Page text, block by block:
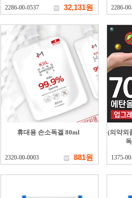
2286-00-0537 32,131원 2286-
휴대용 손소독겔 80ml
2320-00-0003 881원
(의약외
1375-